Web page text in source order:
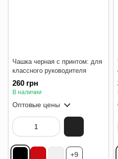
Чашка черная с принтом: для
классного руководителя
260 грн
В наличии
Оптовые цены
+9